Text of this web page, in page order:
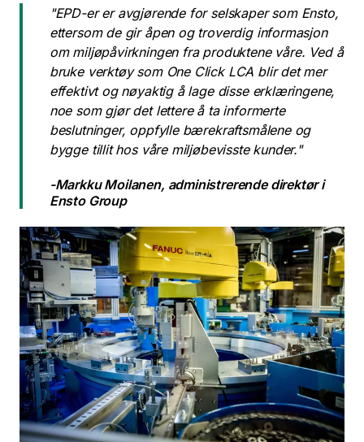
"EPD-er er avgjørende for selskaper som Ensto,
ettersom de gir åpen og troverdig informasjon
om miljøpåvirkningen fra produktene våre. Ved å
bruke verktøy som One Click LCA blir det mer
effektivt og nøyaktig å lage disse erklæringene,
noe som gjør det lettere å ta informerte
beslutninger, oppfylle bærekraftsmålene og
bygge tillit hos våre miljøbevisste kunder."
-Markku Moilanen, administrerende direktør i
Ensto Group